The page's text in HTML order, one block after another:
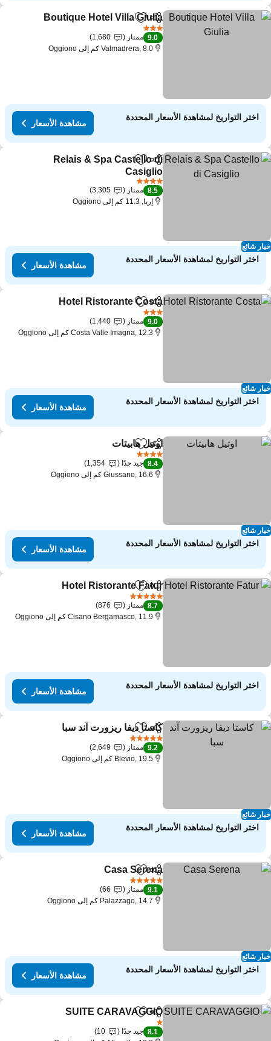
مشاركةAdd to favorites
Boutique Hotel Villa Giulia
9.0 ممتاز
1,680
Valmadrera, 8.0 كم إلى Oggiono
اختر التواريخ لمشاهدة الأسعار المحددة
مشاهدة الأسعار
شائع
مشاركةAdd to favorites
Relais & Spa Castello di
Casiglio
8.5 ممتاز
3,305
إربا, 11.3 كم إلى Oggiono
اختر التواريخ لمشاهدة الأسعار المحددة
مشاهدة الأسعار
شائع
مشاركةAdd to favorites
Hotel Ristorante Costa
9.0 ممتاز
1,440
Costa Valle Imagna, 12.3 كم إلى Oggiono
اختر التواريخ لمشاهدة الأسعار المحددة
مشاهدة الأسعار
شائع
مشاركةAdd to favorites
اوتيل هابيتات
8.4 جيد جدًا
1,354
Giussano, 16.6 كم إلى Oggiono
اختر التواريخ لمشاهدة الأسعار المحددة
مشاهدة الأسعار
مشاركةAdd to favorites
Hotel Ristorante Fatur
8.7 ممتاز
876
Cisano Bergamasco, 11.9 كم إلى Oggiono
اختر التواريخ لمشاهدة الأسعار المحددة
مشاهدة الأسعار
شائع
مشاركةAdd to favorites
كاستا ديفا ريزورت آند سبا
9.2 ممتاز
2,649
Blevio, 19.5 كم إلى Oggiono
اختر التواريخ لمشاهدة الأسعار المحددة
مشاهدة الأسعار
شائع
مشاركةAdd to favorites
Casa Serena
9.1 ممتاز
66
Palazzago, 14.7 كم إلى Oggiono
اختر التواريخ لمشاهدة الأسعار المحددة
مشاهدة الأسعار
مشاركةAdd to favorites
SUITE CARAVAGGIO
8.1 جيد جدًا
10